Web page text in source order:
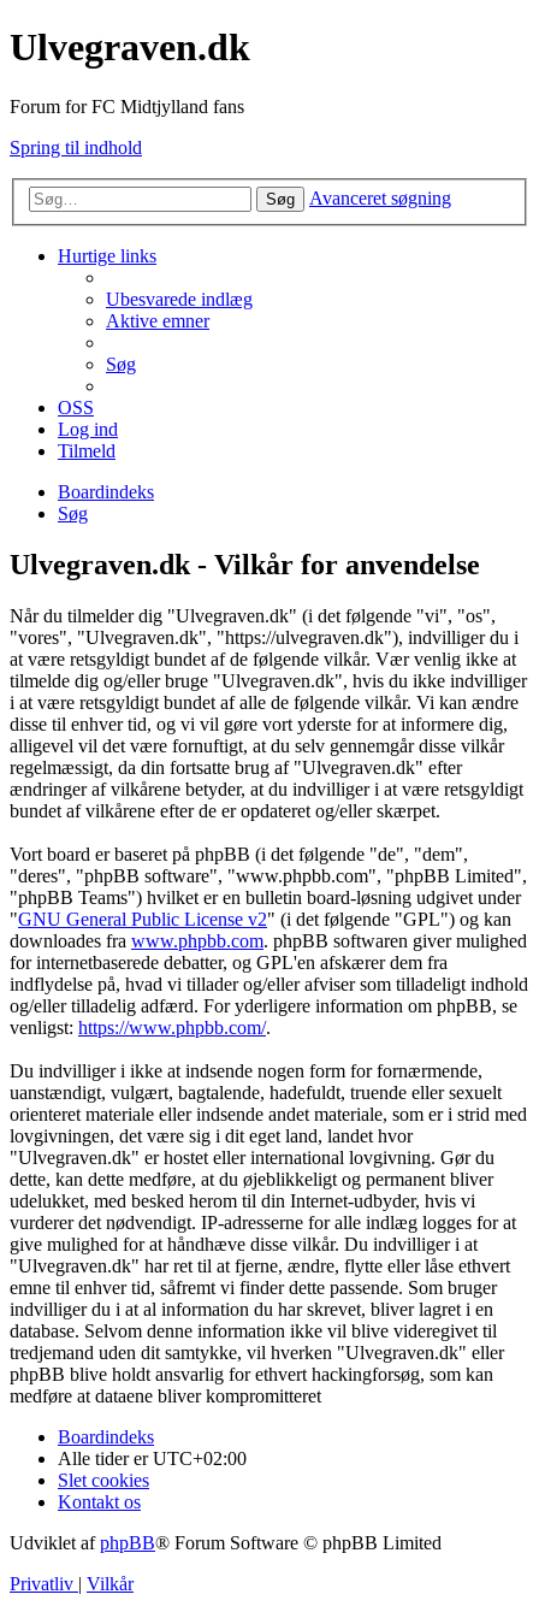
Ulvegraven.dk
Forum for FC Midtjylland fans
Spring til indhold
Søg Avanceret søgning
Hurtige links
Ubesvarede indlæg
Aktive emner
Søg
OSS
Log ind
Tilmeld
Boardindeks
Søg
Ulvegraven.dk - Vilkår for anvendelse
Når du tilmelder dig "Ulvegraven.dk" (i det følgende "vi", "os",
"vores", "Ulvegraven.dk", "https://ulvegraven.dk"), indvilliger du i
at være retsgyldigt bundet af de følgende vilkår. Vær venlig ikke at
tilmelde dig og/eller bruge "Ulvegraven.dk", hvis du ikke indvilliger
i at være retsgyldigt bundet af alle de følgende vilkår. Vi kan ændre
disse til enhver tid, og vi vil gøre vort yderste for at informere dig,
alligevel vil det være fornuftigt, at du selv gennemgår disse vilkår
regelmæssigt, da din fortsatte brug af "Ulvegraven.dk" efter
ændringer af vilkårene betyder, at du indvilliger i at være retsgyldigt
bundet af vilkårene efter de er opdateret og/eller skærpet.
Vort board er baseret på phpBB (i det følgende "de", "dem",
"deres", "phpBB software", "www.phpbb.com", "phpBB Limited",
"phpBB Teams") hvilket er en bulletin board-løsning udgivet under
"GNU General Public License v2" (i det følgende "GPL") og kan
downloades fra www.phpbb.com. phpBB softwaren giver mulighed
for internetbaserede debatter, og GPL'en afskærer dem fra
indflydelse på, hvad vi tillader og/eller afviser som tilladeligt indhold
og/eller tilladelig adfærd. For yderligere information om phpBB, se
venligst: https://www.phpbb.com/.
Du indvilliger i ikke at indsende nogen form for fornærmende,
uanstændigt, vulgært, bagtalende, hadefuldt, truende eller sexuelt
orienteret materiale eller indsende andet materiale, som er i strid med
lovgivningen, det være sig i dit eget land, landet hvor
"Ulvegraven.dk" er hostet eller international lovgivning. Gør du
dette, kan dette medføre, at du øjeblikkeligt og permanent bliver
udelukket, med besked herom til din Internet-udbyder, hvis vi
vurderer det nødvendigt. IP-adresserne for alle indlæg logges for at
give mulighed for at håndhæve disse vilkår. Du indvilliger i at
"Ulvegraven.dk" har ret til at fjerne, ændre, flytte eller låse ethvert
emne til enhver tid, såfremt vi finder dette passende. Som bruger
indvilliger du i at al information du har skrevet, bliver lagret i en
database. Selvom denne information ikke vil blive videregivet til
tredjemand uden dit samtykke, vil hverken "Ulvegraven.dk" eller
phpBB blive holdt ansvarlig for ethvert hackingforsøg, som kan
medføre at dataene bliver kompromitteret
Boardindeks
Alle tider erUTC+02:00
Slet cookies
Kontakt os
Udviklet afphpBB® Forum Software © phpBB Limited
Privatliv | Vilkår